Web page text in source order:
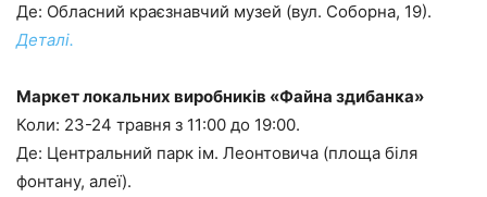
Де: Обласний краєзнавчий музей (вул. Соборна, 19).
Деталі.
Маркет локальних виробників «Файна здибанка»
Коли: 23-24 травня з 11:00 до 19:00.
Де: Центральний парк ім. Леонтовича (площа біля
фонтану, алеї).